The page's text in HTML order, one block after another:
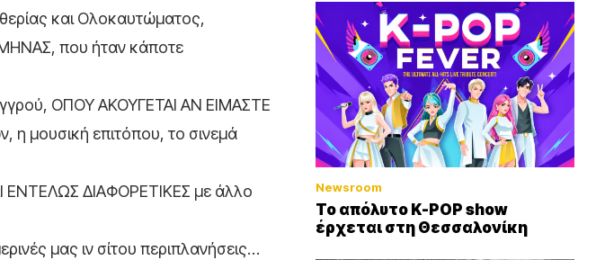
και Ολοκαυτώματος,
που ήταν κάποτε
OΠΟΥ ΑΚΟΥΓΕΤΑΙ ΑΝ ΕΙΜΑΣΤΕ
μουσική επιτόπου, το σινεμά
ΔΙΑΦΟΡΕΤΙΚΕΣ με άλλο
μας ιν σίτου περιπλανήσεις…
Newsroom
Το απόλυτο K-POP show
έρχεται στη Θεσσαλονίκη